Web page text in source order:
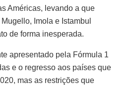
Américas, levando a que
Imola e Istambul
de forma inesperada.
apresentado pela Fórmula 1
e o regresso aos países que
mas as restrições que